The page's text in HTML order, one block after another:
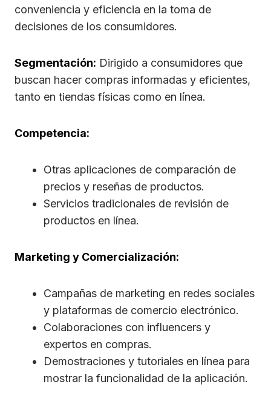
conveniencia y eficiencia en la toma de
decisiones de los consumidores.
Segmentación: Dirigido a consumidores que
buscan hacer compras informadas y eficientes,
tanto en tiendas físicas como en línea.
Competencia:
Otras aplicaciones de comparación de
precios y reseñas de productos.
Servicios tradicionales de revisión de
productos en línea.
Marketing y Comercialización:
Campañas de marketing en redes sociales
y plataformas de comercio electrónico.
Colaboraciones con influencers y
expertos en compras.
Demostraciones y tutoriales en línea para
mostrar la funcionalidad de la aplicación.